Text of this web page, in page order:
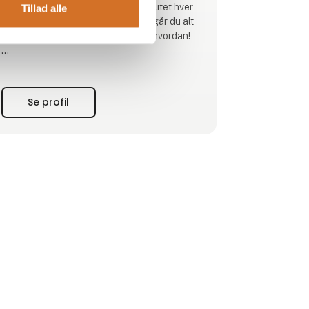
Tillad alle
bliver serveret den samme høje kvalitet hver
gang. Med Tchin Tchin i baren undgår du alt
dette og vi glæder os til at vise dig hvordan!
smagsoplevelse i verdensklasse til jeres
gæster. Vi kan guide dig i at lave et unikt
Se profil